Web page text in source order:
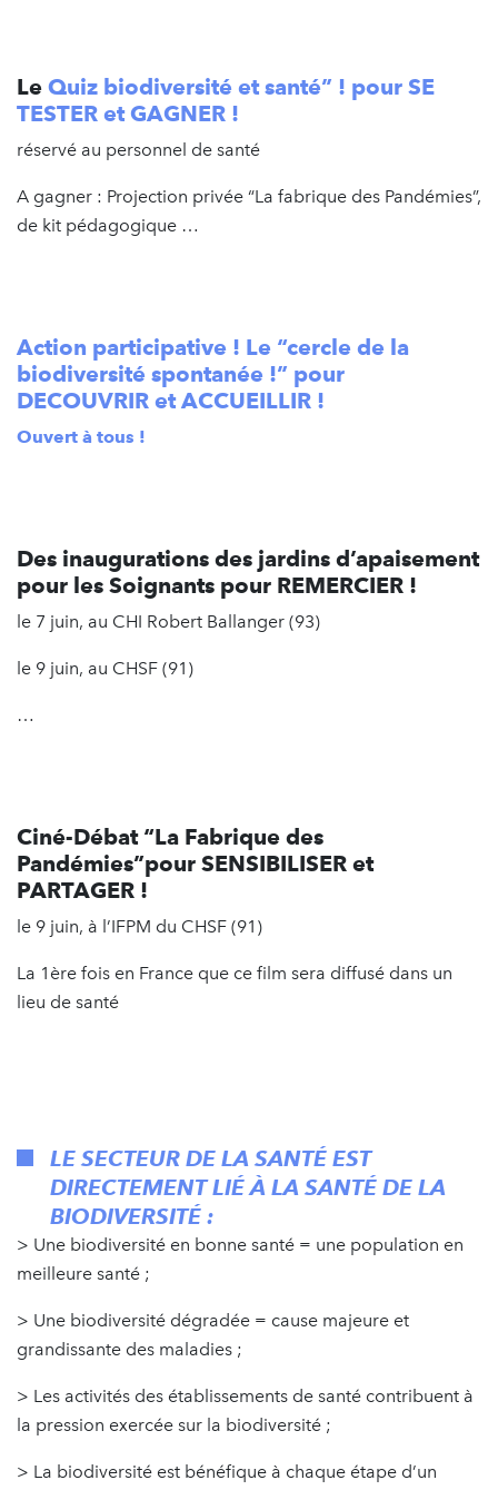
Le Quiz biodiversité et santé” ! pour SE
TESTER et GAGNER !
réservé au personnel de santé
A gagner : Projection privée “La fabrique des Pandémies”,
de kit pédagogique …
Action participative ! Le “cercle de la
biodiversité spontanée !” pour
DECOUVRIR et ACCUEILLIR !
Ouvert à tous !
Des inaugurations des jardins d’apaisement
pour les Soignants pour REMERCIER !
le 7 juin, au CHI Robert Ballanger (93)
le 9 juin, au CHSF (91)
…
Ciné-Débat“La Fabrique des
Pandémies”pour SENSIBILISER et
PARTAGER !
le 9 juin, à l’IFPM du CHSF (91)
La 1ère fois en France que ce film sera diffusé dans un
lieu de santé
LE SECTEUR DE LA SANTÉ EST
DIRECTEMENT LIÉ À LA SANTÉ DE LA
BIODIVERSITÉ :
> Une biodiversité en bonne santé = une population en
meilleure santé ;
> Une biodiversité dégradée = cause majeure et
grandissante des maladies ;
> Les activités des établissements de santé contribuent à
la pression exercée sur la biodiversité ;
> La biodiversité est bénéfique à chaque étape d’un